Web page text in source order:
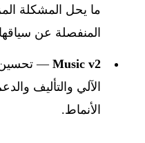
ما يحل المشكلة
المنفصلة عن
Music v2 — تحسين
الآلي والتأليف
الأنماط.